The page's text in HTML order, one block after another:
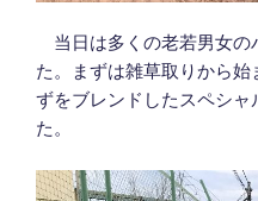
当日は多くの老若男女の
た。まずは雑草取りから
ずをブレンドしたスペシャ
た。